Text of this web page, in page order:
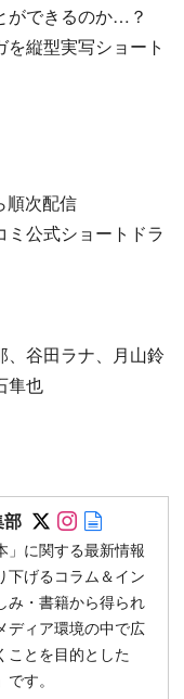
ができるのか…？
縦型実写ショート
順次配信
公式ショートドラ
、谷田ラナ、月山鈴
隼也
部 Follow on
Follow on
」に関する最新情報
下げるコラム＆イン
み・書籍から得られ
ディア環境の中で広
ことを目的とした
す。